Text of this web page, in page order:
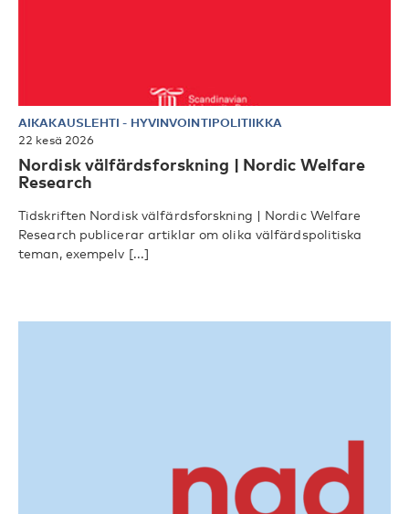
AIKAKAUSLEHTI- HYVINVOINTIPOLITIIKKA
22 kesä 2026
Nordisk välfärdsforskning | Nordic Welfare
Research
Tidskriften Nordisk välfärdsforskning | Nordic Welfare
Research publicerar artiklar om olika välfärdspolitiska
teman, exempelv [...]